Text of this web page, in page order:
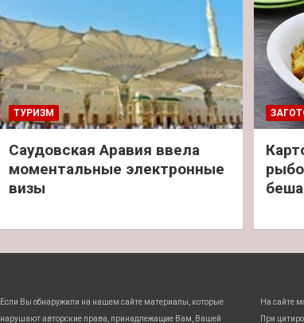
ТУРИЗМ
Саудовская Аравия ввела
моментальные электронные
визы
Если Вы обнаружили на нашем сайте материалы, которые
нарушают авторские права, принадлежащие Вам, Вашей
На сайте
При